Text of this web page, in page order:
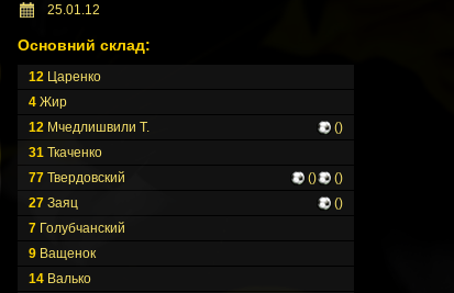
25.01.12
Основний склад:
12 Царенко
4 Жир
12 Мчедлишвили Т.
()
31 Ткаченко
77 Твердовский ()
()
27 Заяц
()
7 Голубчанский
9 Ващенок
14 Валько